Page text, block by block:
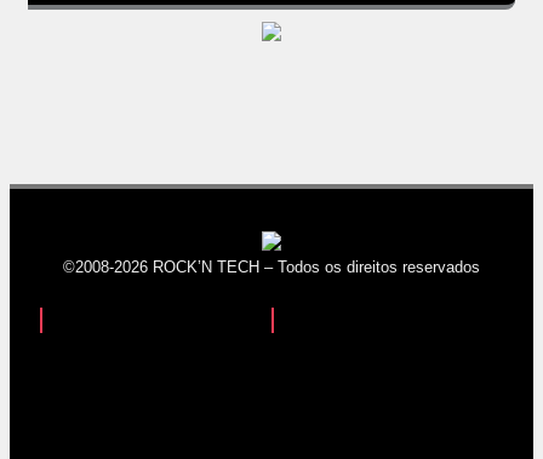
©2008-2026 ROCK’N TECH – Todos os direitos reservados